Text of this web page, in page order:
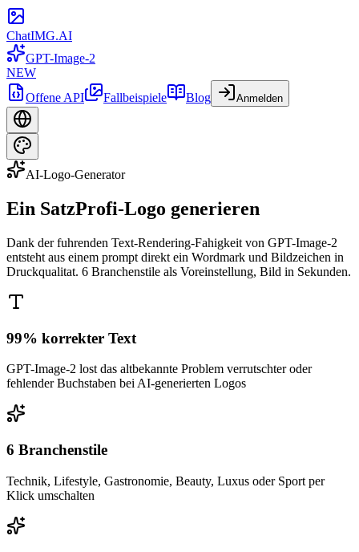
ChatIMG.AI
GPT-Image-2
NEW
Offene API
Fallbeispiele Blog Anmelden
AI-Logo-Generator
Ein SatzProfi-Logo generieren
Dank der fuhrenden Text-Rendering-Fahigkeit von GPT-Image-2
entsteht aus einem prompt direkt ein Wordmark und Bildzeichen in
Druckqualitat. 6 Branchenstile als Voreinstellung, Bild in Sekunden.
99% korrekter Text
GPT-Image-2 lost das altbekannte Problem verrutschter oder
fehlender Buchstaben bei AI-generierten Logos
6 Branchenstile
Technik, Lifestyle, Gastronomie, Beauty, Luxus oder Sport per
Klick umschalten